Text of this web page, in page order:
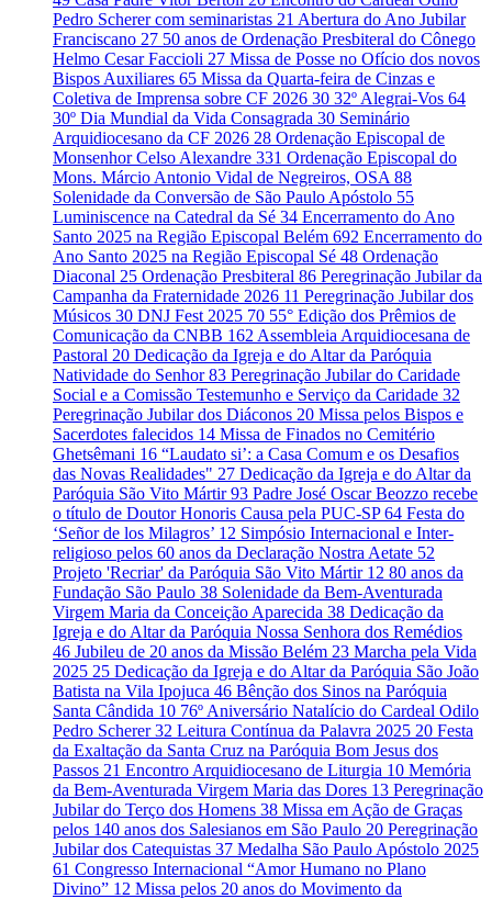
Pedro Scherer com seminaristas 21 Abertura do Ano Jubilar
Franciscano 27 50 anos de Ordenação Presbiteral do Cônego
Helmo Cesar Faccioli 27 Missa de Posse no Ofício dos novos
Bispos Auxiliares 65 Missa da Quarta-feira de Cinzas e
Coletiva de Imprensa sobre CF 2026 30 32º Alegrai-Vos 64
30º Dia Mundial da Vida Consagrada 30 Seminário
Arquidiocesano da CF 2026 28 Ordenação Episcopal de
Monsenhor Celso Alexandre 331 Ordenação Episcopal do
Mons. Márcio Antonio Vidal de Negreiros, OSA 88
Solenidade da Conversão de São Paulo Apóstolo 55
Luminiscence na Catedral da Sé 34 Encerramento do Ano
Santo 2025 na Região Episcopal Belém 692 Encerramento do
Ano Santo 2025 na Região Episcopal Sé 48 Ordenação
Diaconal 25 Ordenação Presbiteral 86 Peregrinação Jubilar da
Campanha da Fraternidade 2026 11 Peregrinação Jubilar dos
Músicos 30 DNJ Fest 2025 70 55° Edição dos Prêmios de
Comunicação da CNBB 162 Assembleia Arquidiocesana de
Pastoral 20 Dedicação da Igreja e do Altar da Paróquia
Natividade do Senhor83 Peregrinação Jubilar do Caridade
Social e a Comissão Testemunho e Serviço da Caridade 32
Peregrinação Jubilar dos Diáconos 20 Missa pelos Bispos e
Sacerdotes falecidos 14 Missa de Finados no Cemitério
Ghetsêmani 16 “Laudato si’: a Casa Comum e os Desafios
das Novas Realidades" 27 Dedicação da Igreja e do Altar da
Paróquia São Vito Mártir93 Padre José Oscar Beozzo recebe
o título de Doutor Honoris Causa pela PUC-SP64 Festa do
‘Señor de los Milagros’ 12 Simpósio Internacional e Inter-
religioso pelos 60 anos da Declaração Nostra Aetate 52
Projeto 'Recriar' da Paróquia São Vito Mártir 12 80 anos da
Fundação São Paulo 38 Solenidade da Bem-Aventurada
Virgem Maria da Conceição Aparecida 38 Dedicação da
Igreja e do Altar da Paróquia Nossa Senhora dos Remédios
46 Jubileu de 20 anos da Missão Belém 23 Marcha pela Vida
2025 25 Dedicação da Igreja e do Altar da Paróquia São João
Batista na Vila Ipojuca 46 Bênção dos Sinos na Paróquia
Santa Cândida 10 76º Aniversário Natalício do Cardeal Odilo
Pedro Scherer32 Leitura Contínua da Palavra 2025 20 Festa
da Exaltação da Santa Cruz na Paróquia Bom Jesus dos
Passos 21 Encontro Arquidiocesano de Liturgia 10 Memória
da Bem-Aventurada Virgem Maria das Dores 13 Peregrinação
Jubilar do Terço dos Homens 38 Missa em Ação de Graças
pelos 140 anos dos Salesianos em São Paulo 20 Peregrinação
Jubilar dos Catequistas 37 Medalha São Paulo Apóstolo 2025
61 Congresso Internacional “Amor Humano no Plano
Divino” 12 Missa pelos 20 anos do Movimento da